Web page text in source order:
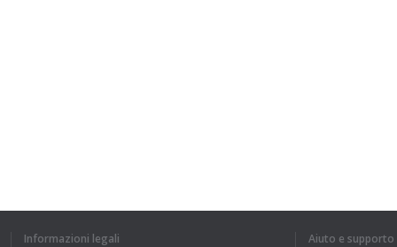
Informazioni legali
Aiuto e supporto